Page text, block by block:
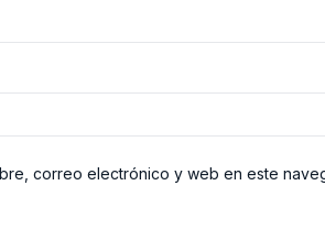
correo electrónico y web en este